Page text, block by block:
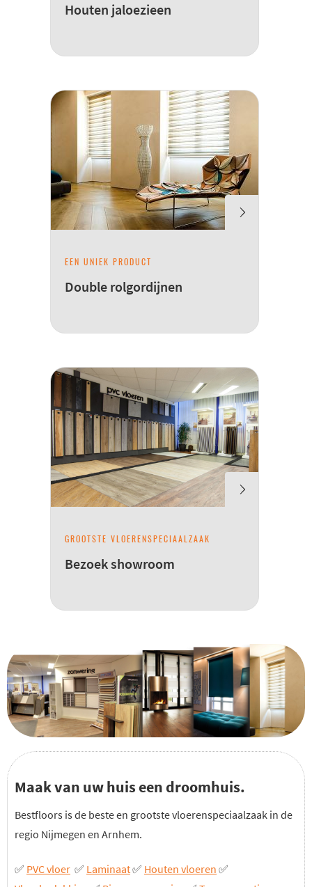
Houten jaloezieen
EEN UNIEK PRODUCT
Double rolgordijnen
GROOTSTE VLOERENSPECIAALZAAK
Bezoek showroom
Maak van uw huis een droomhuis.
Bestfloors is de beste en grootste vloerenspeciaalzaak in de
regio Nijmegen en Arnhem.
✅ PVC vloer ✅ Laminaat✅ Houten vloeren ✅